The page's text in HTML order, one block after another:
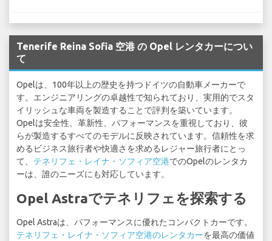
Tenerife Reina Sofia 空港 の Opel レンタカーについ
て
Opelは、100年以上の歴史を持つドイツの自動車メーカーで
す。エンジニアリングの卓越性で知られており、実用的でスタ
イリッシュな車両を製造することで評判を築いています。
Opelは安全性、革新性、パフォーマンスを重視しており、彼
らが製造するすべてのモデルに反映されています。信頼性を求
めるビジネス旅行者や快適さを求めるレジャー旅行者にとっ
て、 テネリフェ・レイナ・ソフィア空港でのOpelのレンタカ
ーは、誰のニーズにも対応しています。
Opel Astraでテネリフェを探索する
Opel Astraは、パフォーマンスに優れたコンパクトカーです。
テネリフェ・レイナ・ソフィア空港のレンタカーを最高の価値